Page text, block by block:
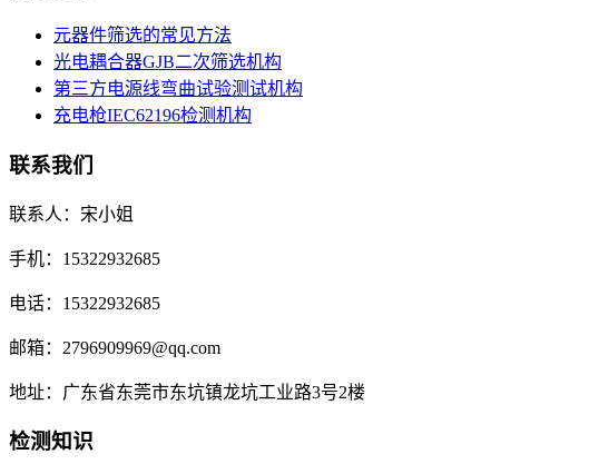
元器件筛选的常见方法
光电耦合器GJB二次筛选机构
第三方电源线弯曲试验测试机构
充电枪IEC62196检测机构
联系我们
联系人：宋小姐
手机：15322932685
电话：15322932685
邮箱：2796909969@qq.com
地址：广东省东莞市东坑镇龙坑工业路3号2楼
检测知识